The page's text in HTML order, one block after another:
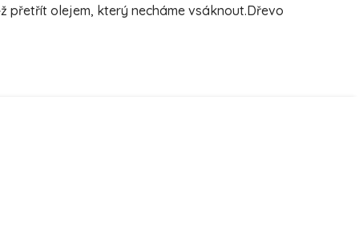
přetřít olejem, který necháme vsáknout.Dřevo